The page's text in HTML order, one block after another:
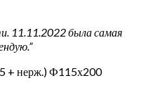
11.11.2022 была самая
+ нерж.) Ф115х200